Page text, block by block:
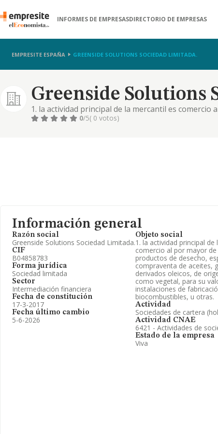
INFORMES DE EMPRESASDIRECTORIO DE EMPRESAS
EMPRESITE ESPAÑA GREENSIDE SOLUTIONS SOCIEDAD LIMITADA.
Greenside Solutions
1. la actividad principal de la mercantil es
desecho, especialmente la compraventa de
0/5( 0 votos)
Información general
Razón social
Greenside Solutions Sociedad Limitada.
CIF
B04858783
Forma jurídica
Sociedad limitada
Sector
Intermediación financiera
Fecha de constitución
17-3-2017
Fecha último cambio
5-6-2026
Objeto social
1. la actividad principal de
comercio al por mayor
productos de desecho,
compraventa de aceites,
derivados oleicos, de
como vegetal, para su
instalaciones de
biocombustibles, u otras.
Actividad
Sociedades de cartera
Actividad CNAE
6421 - Actividades de
Estado de la empresa
Viva